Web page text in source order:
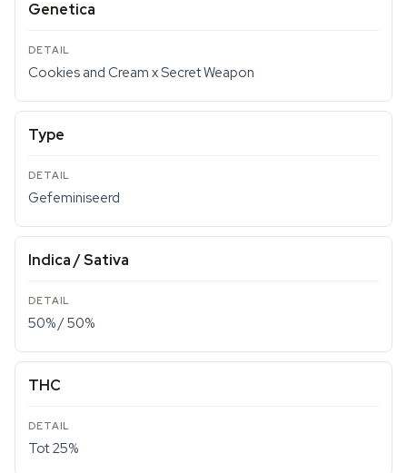
Genetica
Cookies and Cream x Secret Weapon
Type
Gefeminiseerd
Indica / Sativa
50% / 50%
THC
Tot 25%